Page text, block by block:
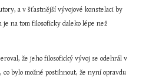
a v šťastnější vývojové konstelaci by
na tom filosoficky daleko lépe než
že jeho filosofický vývoj se odehrál v
bylo možné postihnout, že nyní opravdu